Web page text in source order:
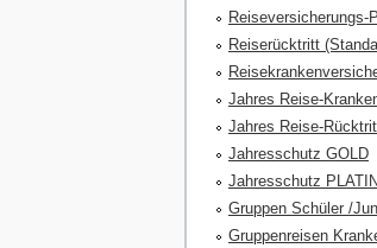
Reiseversicherungs-
Reiserücktritt
Jahres Reise-
Jahres Reise-
Jahresschutz GOLD
Jahresschutz PLATIN
Gruppen Schüler /
Gruppenreisen